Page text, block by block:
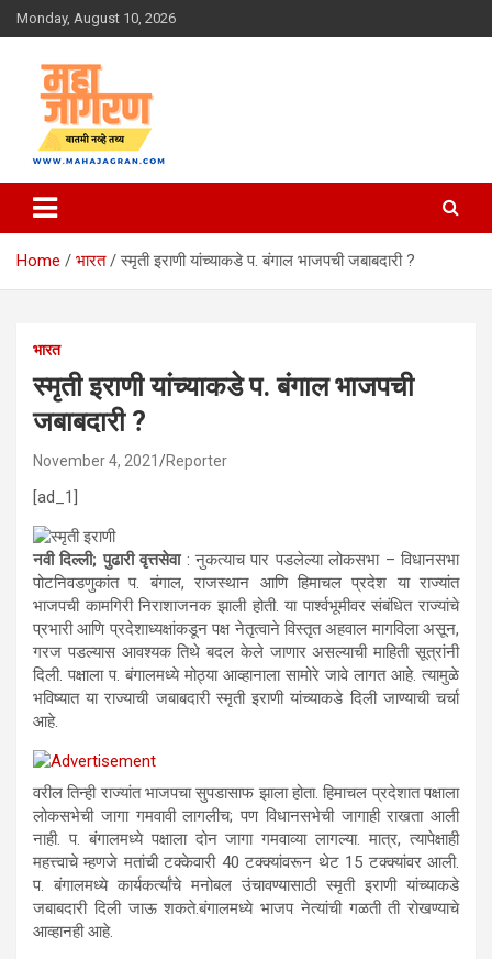
Skip
to
Monday, August 10, 2026
महा जागरण
Home भारत स्मृती इराणी यांच्याकडे प. बंगाल भाजपची जबाबदारी ?
भारत
स्मृती इराणी यांच्याकडे प. बंगाल भाजपची
जबाबदारी ?
November 4, 2021 Reporter
[ad_1]
नवी दिल्ली; पुढारी वृत्तसेवा: नुकत्याच पार पडलेल्या लोकसभा – विधानसभा
पोटनिवडणुकांत प. बंगाल, राजस्थान आणि हिमाचल प्रदेश या राज्यांत
भाजपची कामगिरी निराशाजनक झाली होती. या पार्श्‍वभूमीवर संबंधित राज्यांचे
प्रभारी आणि प्रदेशाध्यक्षांकडून पक्ष नेतृत्वाने विस्तृत अहवाल मागविला असून,
गरज पडल्यास आवश्यक तिथे बदल केले जाणार असल्याची माहिती सूत्रांनी
दिली. पक्षाला प. बंगालमध्ये मोठ्या आव्हानाला सामोरे जावे लागत आहे. त्यामुळे
भविष्यात या राज्याची जबाबदारी स्मृती इराणी यांच्याकडे दिली जाण्याची चर्चा
आहे.
वरील तिन्ही राज्यांत भाजपचा सुपडासाफ झाला होता. हिमाचल प्रदेशात पक्षाला
लोकसभेची जागा गमवावी लागलीच; पण विधानसभेची जागाही राखता आली
नाही. प. बंगालमध्ये पक्षाला दोन जागा गमवाव्या लागल्या. मात्र, त्यापेक्षाही
महत्त्वाचे म्हणजे मतांची टक्केवारी 40 टक्क्यांवरून थेट 15 टक्क्यांवर आली.
प. बंगालमध्ये कार्यकर्त्यांचे मनोबल उंचावण्यासाठी स्मृती इराणी यांच्याकडे
जबाबदारी दिली जाऊ शकते.बंगालमध्ये भाजप नेत्यांची गळती ती रोखण्याचे
आव्हानही आहे.